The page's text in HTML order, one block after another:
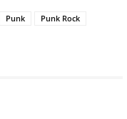
Punk
Punk Rock